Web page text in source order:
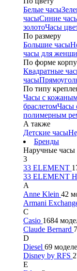
Белые часы
часыСиние
золотоЧасы
По размеру
Большие часы
часы для
По форме
Квадратные
часы
По типу
Часы с
браслетомЧасы
полимерным
А также
Детские часы
Бренды
Наручные часы
3
33 ELEMENT
33 ELEMENT
A
Anne Klein 42
Armani
C
Casio 1684
Claude Bernard
D
Diesel 69
Disney by RFS
E